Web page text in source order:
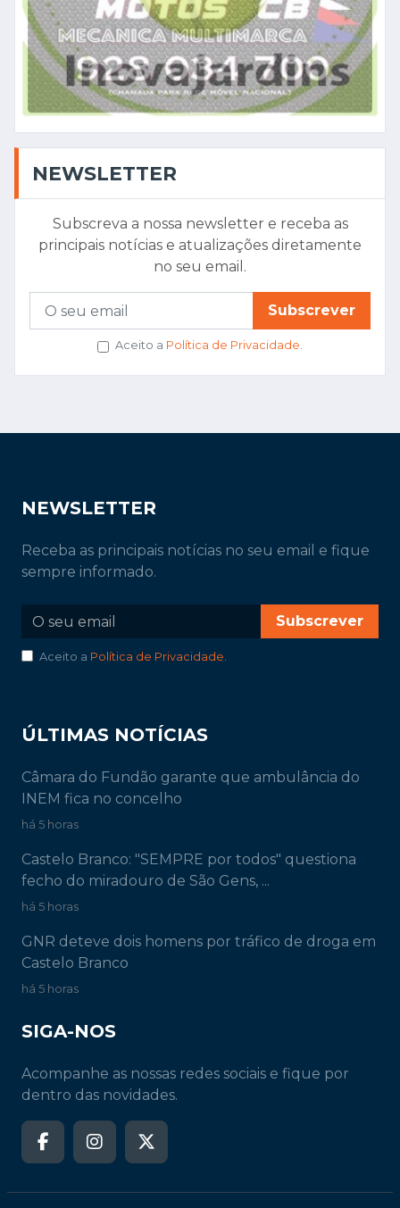
NEWSLETTER
Subscreva a nossa newsletter e receba as
principais notícias e atualizações diretamente
no seu email.
Subscrever
Aceito a Política de Privacidade.
NEWSLETTER
Receba as principais notícias no seu email e fique
sempre informado.
Subscrever
Aceito a Política de Privacidade.
ÚLTIMAS NOTÍCIAS
Câmara do Fundão garante que ambulância do
INEM fica no concelho
há 5 horas
Castelo Branco: "SEMPRE por todos" questiona
fecho do miradouro de São Gens, ...
há 5 horas
GNR deteve dois homens por tráfico de droga em
Castelo Branco
há 5 horas
SIGA-NOS
Acompanhe as nossas redes sociais e fique por
dentro das novidades.